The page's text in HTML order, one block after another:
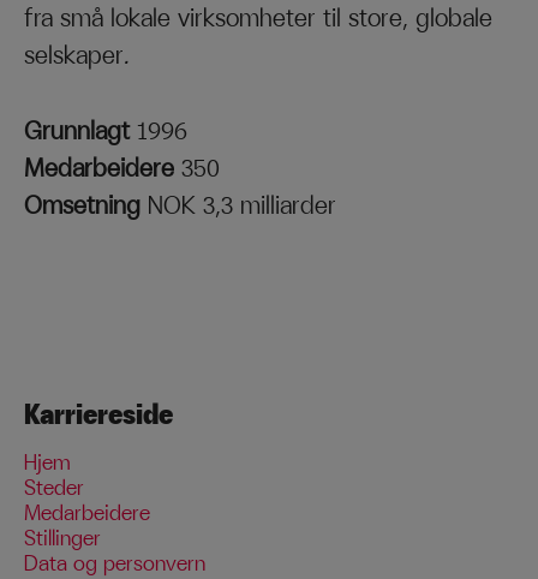
fra små lokale virksomheter til store, globale
selskaper.
Grunnlagt 1996
Medarbeidere 350
Omsetning NOK 3,3 milliarder
Karriereside
Hjem
Steder
Medarbeidere
Stillinger
Data og personvern